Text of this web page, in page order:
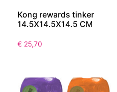
Kong rewards tinker
14.5X14.5X14.5 CM
€ 25,70